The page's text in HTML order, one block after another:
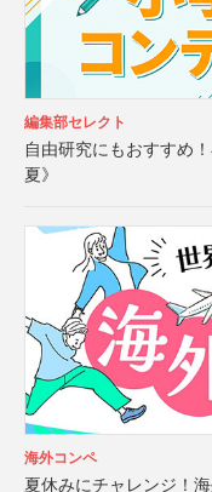
編集部セレクト
自由研究にもおすすめ
夏》
海外コンペ
夏休みにチャレンジ！